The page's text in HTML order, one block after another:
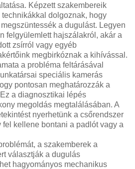
Képzett szakembereik
dolgoznak, hogy
a dugulást. Legyen
felgyülemlett hajszálakról, akár a
zsírról vagy egyéb
megbirkóznak a kihívással.
a probléma feltárásával
speciális kamerás
pontosan meghatározzák a
a diagnosztikai lépés
megoldás megtalálásában. A
nyerhetünk a csőrendszer
kellene bontani a padlót vagy a
a szakemberek a
választják a dugulás
hagyományos mechanikus